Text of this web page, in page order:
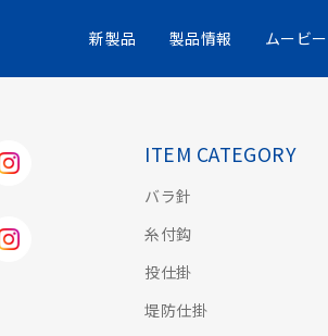
新製品 製品情報 ムービー
ITEM CATEGORY
バラ針
糸付鈎
投仕掛
堤防仕掛